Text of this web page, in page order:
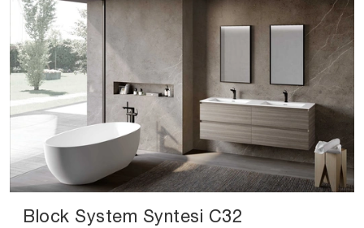
Block System Syntesi C32